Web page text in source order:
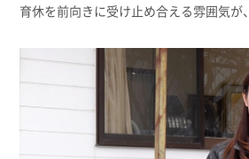
育休を前向きに受け止め合える雰囲気が